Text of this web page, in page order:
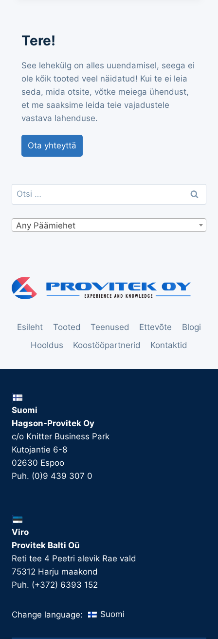
Tere!
See lehekülg on alles uuendamisel, seega ei
ole kõik tooted veel näidatud! Kui te ei leia
seda, mida otsite, võtke meiega ühendust,
et me saaksime leida teie vajadustele
vastava lahenduse.
Ota yhteyttä
Otsi:
Any Päämiehet
Esileht Tooted Teenused Ettevõte
Blogi
Hooldus
Koostööpartnerid Kontaktid
Suomi
Hagson-Provitek Oy
c/o Knitter Business Park
Kutojantie 6-8
02630 Espoo
Puh. (0)9 439 307 0
Viro
Provitek Balti Oü
Reti tee 4 Peetri alevik Rae vald
75312 Harju maakond
Puh. (+372) 6393 152
Change language: Suomi